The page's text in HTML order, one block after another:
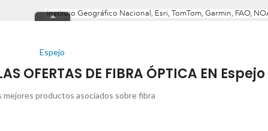
Espejo
OFERTAS DE FIBRA ÓPTICA EN Espejo
mejores productos asociados sobre fibra